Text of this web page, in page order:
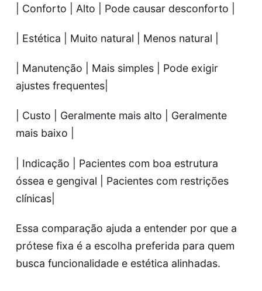
| Conforto | Alto | Pode causar desconforto |
| Estética | Muito natural | Menos natural |
| Manutenção | Mais simples | Pode exigir
ajustes frequentes|
| Custo | Geralmente mais alto | Geralmente
mais baixo |
| Indicação | Pacientes com boa estrutura
óssea e gengival | Pacientes com restrições
clínicas|
Essa comparação ajuda a entender por que a
prótese fixa é a escolha preferida para quem
busca funcionalidade e estética alinhadas.